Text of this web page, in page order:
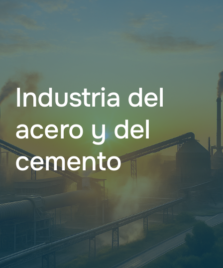
La empresa
Industria del
acero y del
cemento